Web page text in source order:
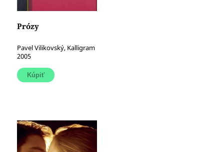
Prózy
Pavel Vilikovský, Kalligram
2005